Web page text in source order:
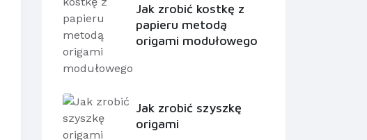
Jak zrobić kostkę z
papieru metodą
origami modułowego
Jak zrobić szyszkę
origami